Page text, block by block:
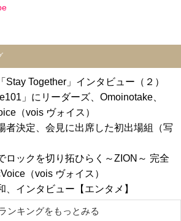
Stay Together」インタビュー（２）
」にリーダーズ、Omoinotake、
（vois ヴォイス）
者決定、会見に出席した初出場組（写
ロックを切り拓ひらく～ZION～ 完全
（vois ヴォイス）
、インタビュー【エンタメ】
ンキングをもっとみる